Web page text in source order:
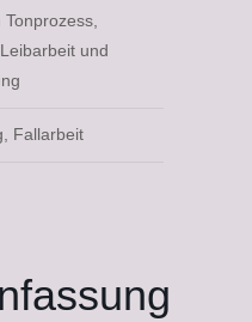
und
Fallarbeit